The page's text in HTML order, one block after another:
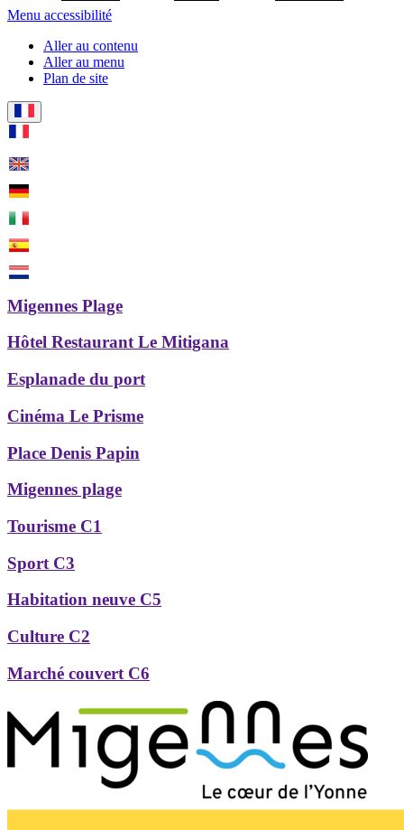
Menu accessibilité
Aller au contenu
Aller au menu
Plan de site
Migennes Plage
Hôtel Restaurant Le Mitigana
Esplanade du port
Cinéma Le Prisme
Place Denis Papin
Migennes plage
Tourisme C1
Sport C3
Habitation neuve C5
Culture C2
Marché couvert C6
Précédent
Suivant